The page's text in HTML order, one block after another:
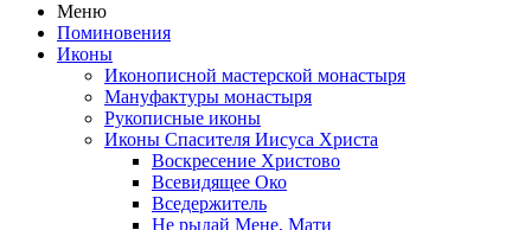
Меню
Поминовения
Иконы
Иконописной мастерской монастыря
Мануфактуры монастыря
Рукописные иконы
Иконы Спасителя Иисуса Христа
Воскресение Христово
Всевидящее Око
Вседержитель
Не рыдай Мене, Мати